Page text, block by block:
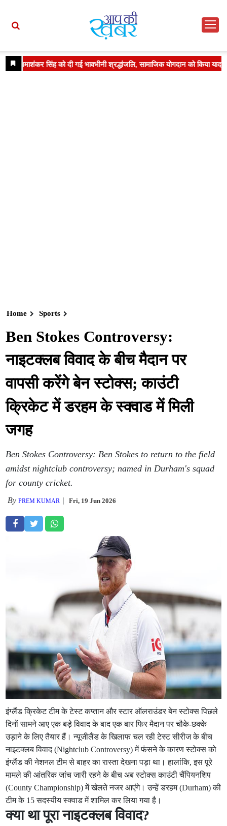
Home Sports
Ben Stokes Controversy:
नाइटक्लब विवाद के बीच मैदान पर
वापसी करेंगे बेन स्टोक्स; काउंटी
क्रिकेट में डरहम के स्क्वाड में मिली
जगह
Ben Stokes Controversy: Ben Stokes to return to the field
amidst nightclub controversy; named in Durham's squad
for county cricket.
ByPREM KUMAR Fri, 19 Jun 2026
इंग्लैंड क्रिकेट टीम के टेस्ट कप्तान और स्टार ऑलराउंडर बेन स्टोक्स पिछले
दिनों सामने आए एक बड़े विवाद के बाद एक बार फिर मैदान पर चौके-छक्के
उड़ाने के लिए तैयार हैं। न्यूजीलैंड के खिलाफ चल रही टेस्ट सीरीज के बीच
नाइटक्लब विवाद (Nightclub Controversy) में फंसने के कारण स्टोक्स को
इंग्लैंड की नेशनल टीम से बाहर का रास्ता देखना पड़ा था। हालांकि, इस पूरे
मामले की आंतरिक जांच जारी रहने के बीच अब स्टोक्स काउंटी चैंपियनशिप
(County Championship) में खेलते नजर आएंगे। उन्हें डरहम (Durham) की
टीम के 15 सदस्यीय स्क्वाड में शामिल कर लिया गया है।
क्या था पूरा नाइटक्लब विवाद?